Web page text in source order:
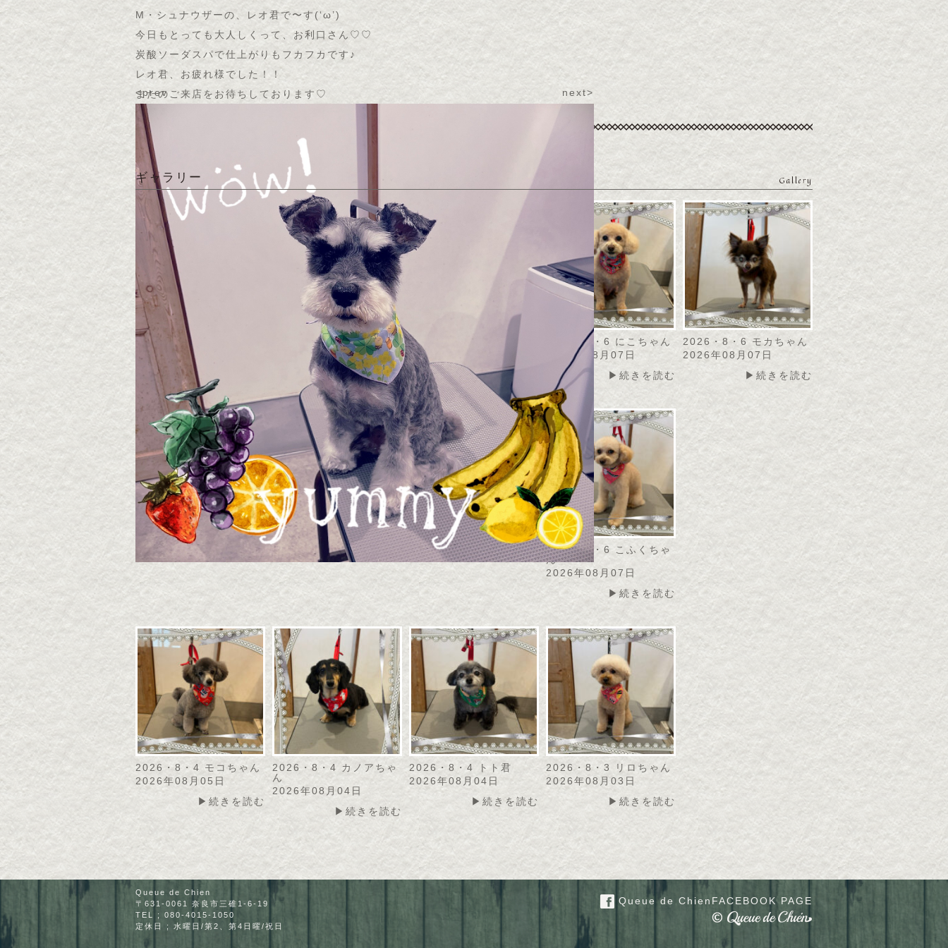
M・シュナウザーの、レオ君で〜す(‘ω’)
今日もとっても大人しくって、お利口さん♡♡
炭酸ソーダスパで仕上がりもフカフカです♪
レオ君、お疲れ様でした！！
またのご来店をお待ちしております♡
<prev next>
ギャラリー Gallery
2026・8・7 うずらちゃ
2026年08月07日
▶続きを読む
2026・8・7 アメリちゃ
2026年08月07日
▶続きを読む
2026・8・6 モナカちゃ
ん
2026年08月07日
▶続きを読む
2026・8・6 にこちゃん
2026年08月07日
▶続きを読む
2026・8・6 モカちゃん
2026年08月07日
▶続きを読む
2026・8・6 こふくちゃ
ん
2026年08月07日
▶続きを読む
2026・8・4 モコちゃん
2026年08月05日
▶続きを読む
2026・8・4 カノアちゃ
ん
2026年08月04日
▶続きを読む
2026・8・4 トト君
2026年08月04日
▶続きを読む
2026・8・3 リロちゃん
2026年08月03日
▶続きを読む
Queue de Chien
〒631-0061 奈良市三碓1-6-19
TEL ; 080-4015-1050
定休日 ; 水曜日/第2、第4日曜/祝日
Queue de Chien FACEBOOK PAGE